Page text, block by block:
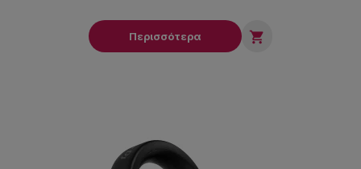
Περισσότερα 